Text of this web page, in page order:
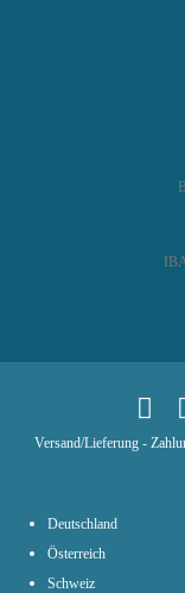
Versand/Lieferung-
Deutschland
Österreich
Schweiz